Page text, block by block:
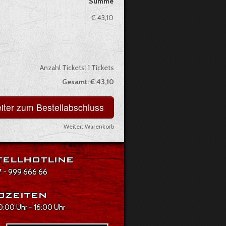
€ 43,10
Anzahl Tickets:1 Tickets
Gesamt:€ 43,10
Weiter: Warenkorb
- 999 666 66
Uhr - 16:00 Uhr